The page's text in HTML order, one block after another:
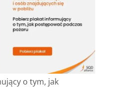
o tym, jak